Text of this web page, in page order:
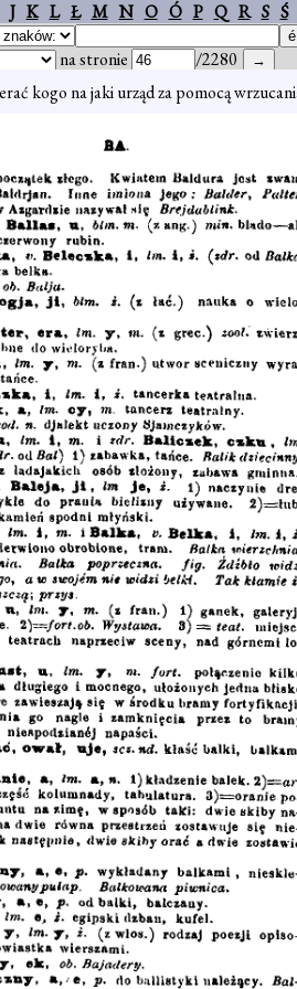
J K L Ł M N O Ó P Q R S Ś
na stronie /2280
kogo na jaki urząd za pomocą